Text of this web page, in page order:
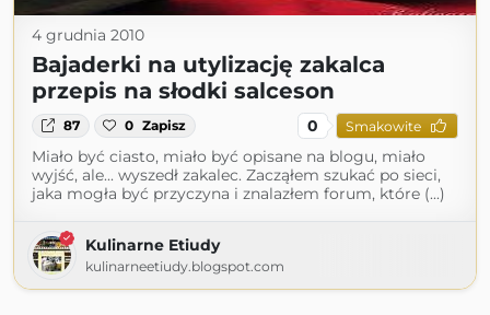
4 grudnia 2010
Bajaderki na utylizację zakalca
przepis na słodki salceson
87 0 Zapisz 0 Smakowite
Miało być ciasto, miało być opisane na blogu, miało
wyjść, ale... wyszedł zakalec. Zacząłem szukać po sieci,
jaka mogła być przyczyna i znalazłem forum, które (...)
Kulinarne Etiudy
kulinarneetiudy.blogspot.com